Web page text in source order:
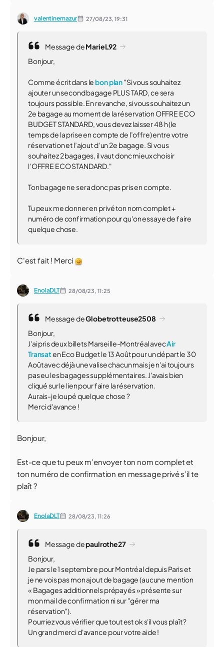
valentinemazur 27/08/23,19:31
Message deMarieL92
Bonjour,
Comme écrit dans le bon plan"Si vous souhaitez
ajouter un second bagage PLUS TARD, ce sera
toujours possible. En revanche, si vous souhaitez un
2e bagage au moment de la réservation OFFRE ECO
BUDGET STANDARD, vous devez laisser 48 h (le
temps de la prise en compte de l’offre) entre votre
réservation et l’ajout d’un 2e bagage. Si vous
souhaitez 2 bagages, il vaut donc mieux choisir
l’OFFRE ECO STANDARD."
Ton bagage ne sera donc pas pris en compte.
Tu peux me donner en privé ton nom complet +
numéro de confirmation pour qu'on essaye de faire
quelque chose.
C'est fait ! Merci
EnolaDLT 28/08/23, 11:25
Message deGlobetrotteuse2508
Bonjour,
J'ai pris deux billets Marseille-Montréal avecAir
Transaten Eco Budget le 13 Août pour un départ le 30
Août avec déjà une valise chacun mais je n'ai toujours
pas eu les bagages supplémentaires. J'avais bien
cliqué sur le lien pour faire la réservation.
Aurais-je loupé quelque chose ?
Merci d'avance !
Bonjour,
Est-ce que tu peux m’envoyer ton nom complet et
ton numéro de confirmation en message privé s’il te
plaît ?
EnolaDLT 28/08/23, 11:26
Message depaulrothe27
Bonjour,
Je pars le 1 septembre pour Montréal depuis Paris et
je ne vois pas mon ajout de bagage (aucune mention
« Bagages additionnels prépayés » présente sur
mon mail de confirmation ni sur "gérer ma
réservation").
Pourriez vous vérifier que tout est ok s'il vous plaît ?
Un grand merci d'avance pour votre aide !